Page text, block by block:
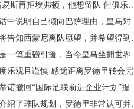
再拒埃弗顿，他想留队 但俱乐部尚未敲定
明自己倾向巴萨理由，皇马对此理解＆祝好
西蒙尼离队愿望，并希望得到理解和帮助
重磅引援，当今皇马坐拥世界独一档攻击线
观且谨慎 感觉距离罗德里转会完成更近了
回“国际足联前进企业计划”提案表示欢迎
球队规划，罗德里非常认可并选择加盟巴萨